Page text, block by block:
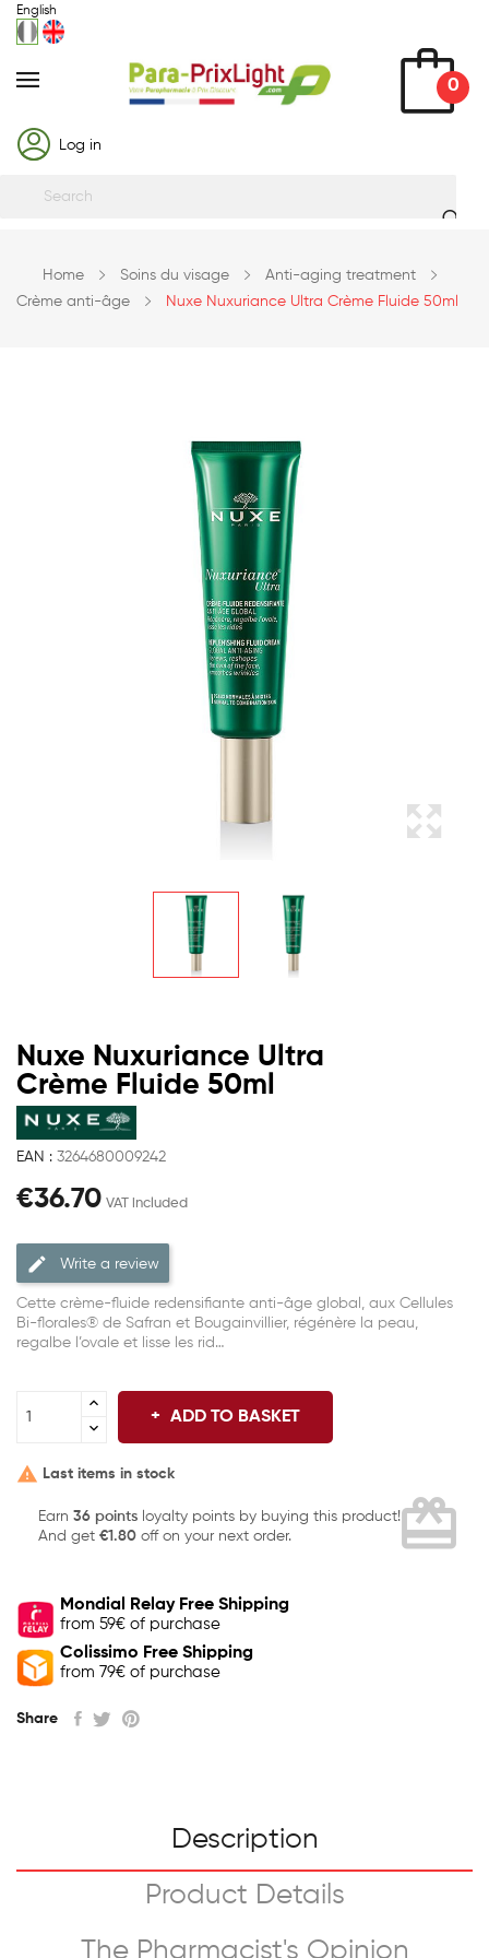
English
0
Log in
Home Soins du visage
Anti-aging treatment
Crème anti-âge
Nuxe Nuxuriance Ultra Crème Fluide 50ml
Nuxe Nuxuriance Ultra
Crème Fluide 50ml
EAN : 3264680009242
€36.70 VAT included
Write a review
Cette crème-fluide redensifiante anti-âge global, aux Cellules
Bi-florales® de Safran et Bougainvillier, régénère la peau,
regalbe l’ovale et lisse les rid…
ADD TO BASKET
 Last items in stock
Earn 36 points loyalty points by buying this product!
And get €1.80 off on your next order. card_giftcard
Mondial Relay Free Shipping
from 59€ of purchase
Colissimo Free Shipping
from 79€ of purchase
Share
Description
Product Details
The Pharmacist's Opinion